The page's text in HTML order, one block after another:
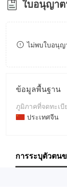
7
8
ใบอนุญาต
ไม่พบใบอนุญ
ข้อมูลพื้นฐาน
ภูมิภาคที่จดทะเบี
ประเทศจีน
ชื่อบริษัท
การระบุตัวตน